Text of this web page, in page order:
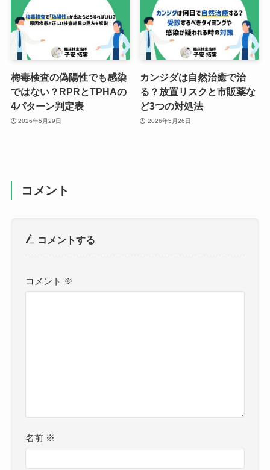
梅毒検査の偽陽性でも感染
ではない？RPRとTPHAの
4パターン判定表
2026年5月29日
カンジダは自然治癒で治
る？放置リスクと市販薬な
ど3つの対処法
2026年5月26日
コメント
コメントする
コメント ※
名前 ※